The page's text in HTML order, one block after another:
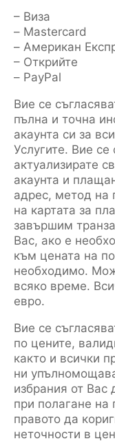
– Виза
– Mastercard
– Американ
– Открийте
– PayPal
Вие се
пълна и точна
акаунта си за
Услугите. Вие
актуализирате
акаунта и
адрес, метод на
на картата за
завършим
Вас, ако е
към цената на
необходимо.
всяко време.
евро.
Вие се
по цените,
както и всички
ни
избрания от Вас
при полагане на
правото да
неточности в